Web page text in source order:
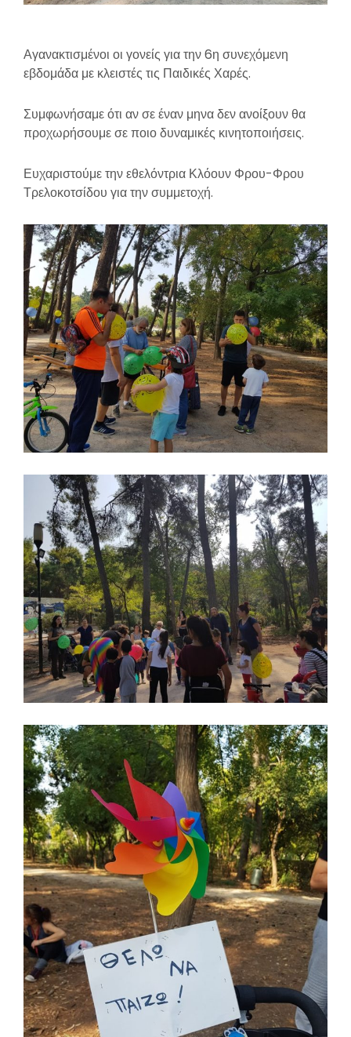
Αγανακτισμένοι οι γονείς για την 6η συνεχόμενη
εβδομάδα με κλειστές τις Παιδικές Χαρές.
Συμφωνήσαμε ότι αν σε έναν μηνα δεν ανοίξουν θα
προχωρήσουμε σε ποιο δυναμικές κινητοποιήσεις.
Ευχαριστούμε την εθελόντρια Κλόουν Φρου-Φρου
Τρελοκοτσίδου για την συμμετοχή.